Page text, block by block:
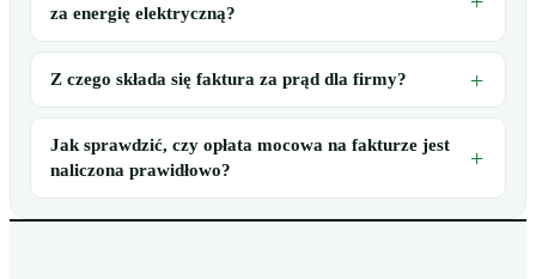
za energię elektryczną?
Z czego składa się faktura za prąd dla firmy?
Jak sprawdzić, czy opłata mocowa na fakturze jest
naliczona prawidłowo?